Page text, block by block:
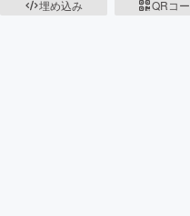
埋め込み
QRコ